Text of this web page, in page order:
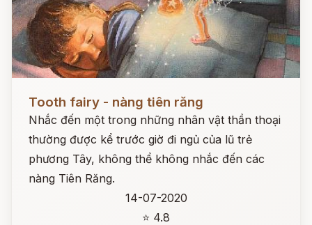
Tooth fairy - nàng tiên răng
Nhắc đến một trong những nhân vật thần thoại
thường được kể trước giờ đi ngủ của lũ trẻ
phương Tây, không thể không nhắc đến các
nàng Tiên Răng.
14-07-2020
⭐ 4.8